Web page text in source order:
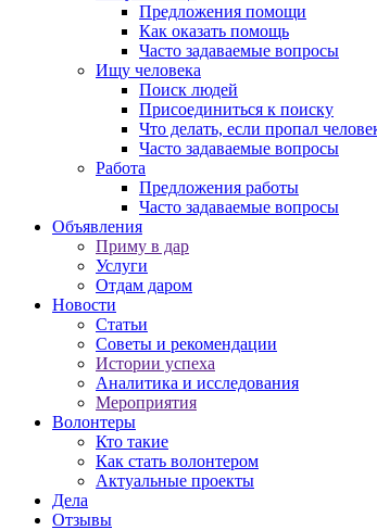
Предложения помощи
Как оказать помощь
Часто задаваемые вопросы
Ищу человека
Поиск людей
Присоединиться к поиску
Что делать, если пропал
Часто задаваемые вопросы
Работа
Предложения работы
Часто задаваемые вопросы
Объявления
Приму в дар
Услуги
Отдам даром
Новости
Статьи
Советы и рекомендации
Истории успеха
Аналитика и исследования
Мероприятия
Волонтеры
Кто такие
Как стать волонтером
Актуальные проекты
Дела
Отзывы